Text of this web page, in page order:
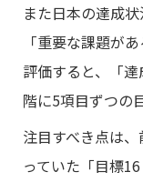
また日本の達成
「重要な課題が
評価すると、「
階に5項目ずつの
注目すべき点は
っていた「目標